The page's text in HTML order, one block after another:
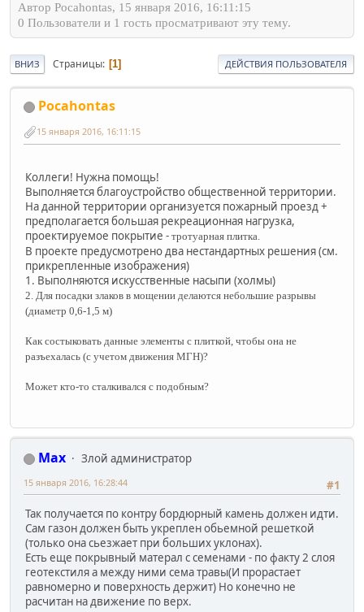
Автор Pocahontas, 15 января 2016, 16:11:15
0 Пользователи и 1 гость просматривают эту тему.
ВНИЗ Страницы 1 ДЕЙСТВИЯ ПОЛЬЗОВАТЕЛЯ
Pocahontas
15 января 2016, 16:11:15
Коллеги! Нужна помощь!
Выполняетсяблагоустройствообщественной территории.
На данной территории организуется пожарный проезд +
предполагается большая рекреационная нагрузка,
проектируемое покрытие - тротуарная плитка.
В проекте предусмотрено два нестандартных решения (см.
прикрепленные изображения)
1. Выполняются искусственные насыпи (холмы)
2. Для посадки злаков в мощении делаются небольшие разрывы
(диаметр 0,6-1,5 м)
Как состыковать данные элементы с плиткой, чтобы она не
разъехалась (с учетом движения МГН)?
Может кто-то сталкивался с подобным?
Max
Злой администратор
#1
15 января 2016, 16:28:44
Так получается по контру бордюрный камень должен идти.
Сам газон должен быть укреплен обьемной решеткой
(только она сьезжает при больших уклонах).
Есть еще покрывный матерал с семенами - по факту 2 слоя
геотекстиля а между ними сема травы(И прорастает
равномерно и поверхность держит) Но конечно не
расчитан на движение по верх.